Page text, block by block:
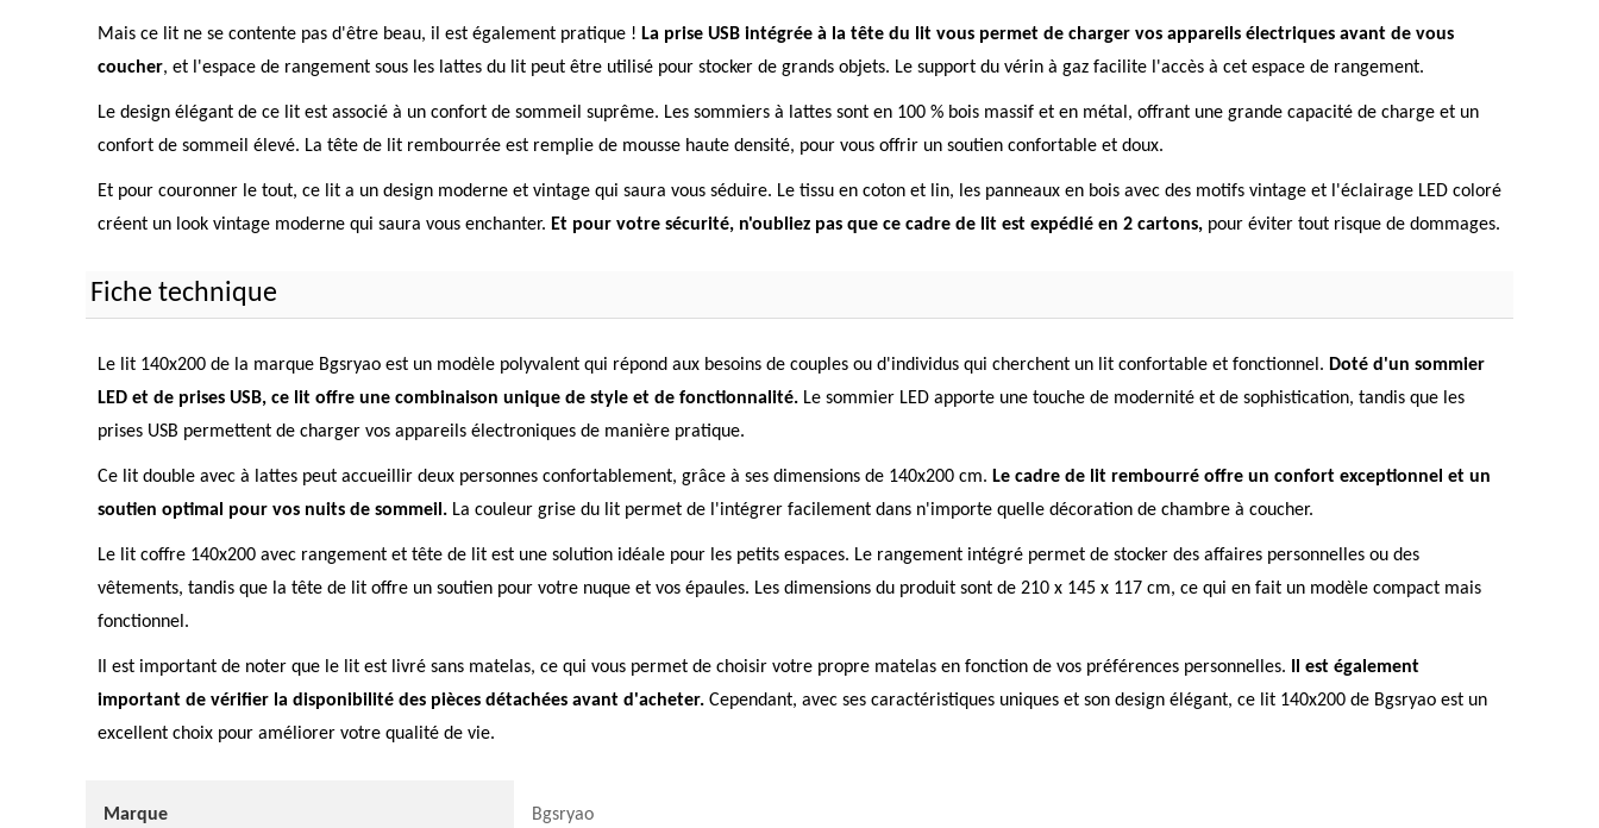
Mais ce lit ne se contente pas d'être beau, il est également pratique ! La prise USB intégrée à la tête du lit vous permet de charger vos appareils électriques avant de vous
coucher, et l'espace de rangement sous les lattes du lit peut être utilisé pour stocker de grands objets. Le support du vérin à gaz facilite l'accès à cet espace de rangement.
Le design élégant de ce lit est associé à un confort de sommeil suprême. Les sommiers à lattes sont en 100 % bois massif et en métal, offrant une grande capacité de charge et un
confort de sommeil élevé. La tête de lit rembourrée est remplie de mousse haute densité, pour vous offrir un soutien confortable et doux.
Et pour couronner le tout, ce lit a un design moderne et vintage qui saura vous séduire. Le tissu en coton et lin, les panneaux en bois avec des motifs vintage et l'éclairage LED coloré
créent un look vintage moderne qui saura vous enchanter. Et pour votre sécurité, n'oubliez pas que ce cadre de lit est expédié en 2 cartons, pour éviter tout risque de dommages.
Fiche technique
Le lit 140x200 de la marque Bgsryao est un modèle polyvalent qui répond aux besoins de couples ou d'individus qui cherchent un lit confortable et fonctionnel. Doté d'un sommier
LED et de prises USB, ce lit offre une combinaison unique de style et de fonctionnalité. Le sommier LED apporte une touche de modernité et de sophistication, tandis que les
prises USB permettent de charger vos appareils électroniques de manière pratique.
Ce lit double avec à lattes peut accueillir deux personnes confortablement, grâce à ses dimensions de 140x200 cm. Le cadre de lit rembourré offre un confort exceptionnel et un
soutien optimal pour vos nuits de sommeil. La couleur grise du lit permet de l'intégrer facilement dans n'importe quelle décoration de chambre à coucher.
Le lit coffre 140x200 avec rangement et tête de lit est une solution idéale pour les petits espaces. Le rangement intégré permet de stocker des affaires personnelles ou des
vêtements, tandis que la tête de lit offre un soutien pour votre nuque et vos épaules. Les dimensions du produit sont de 210 x 145 x 117 cm, ce qui en fait un modèle compact mais
fonctionnel.
Il est important de noter que le lit est livré sans matelas, ce qui vous permet de choisir votre propre matelas en fonction de vos préférences personnelles.
Il est également
important de vérifier la disponibilité des pièces détachées avant d'acheter. Cependant, avec ses caractéristiques uniques et son design élégant, ce lit 140x200 de Bgsryao est un
excellent choix pour améliorer votre qualité de vie.
Marque Bgsryao